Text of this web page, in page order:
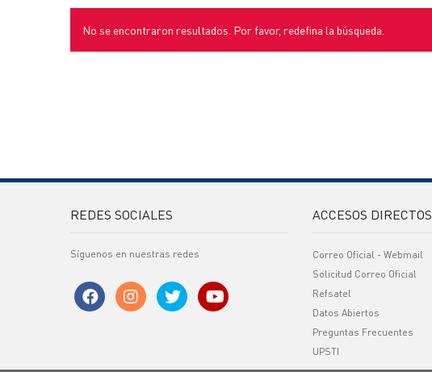
No se encontraron resultados. Por favor, redefina la búsqueda.
REDES SOCIALES
Síguenos en nuestras redes
ACCESOS DIRECTOS
Correo Oficial - Webmail
Solicitud Correo Oficial
Refsatel
Datos Abiertos
Preguntas Frecuentes
UPSTI